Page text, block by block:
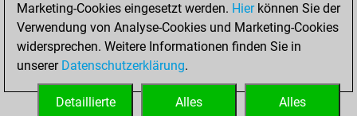
Samstag, Januar
20, 2024
You created
your Fritz account
Marketing-Cookies eingesetzt werden. Hierkönnen Sie der
Verwendung von Analyse-Cookies und Marketing-Cookies
widersprechen. Weitere Informationen finden Sie in
unserer Datenschutzerklärung.
Alles
Alles
Detaillierte